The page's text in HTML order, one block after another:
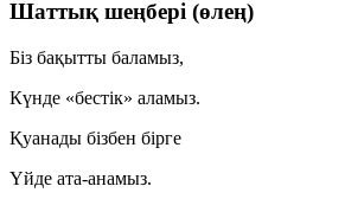
Шаттық шеңбері (өлең)
Біз бақытты баламыз,
Күнде «бестік» аламыз.
Қуанады бізбен бірге
Үйде ата-анамыз.